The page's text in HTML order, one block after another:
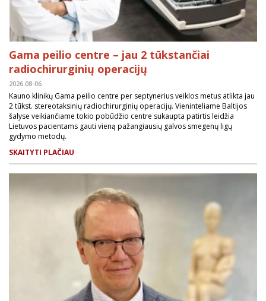
Gama peilio centre – jau 2 tūkstančiai
radiochirurginių operacijų
2026.08-06
Kauno klinikų Gama peilio centre per septynerius veiklos metus atlikta jau
2 tūkst. stereotaksinių radiochirurginių operacijų. Vieninteliame Baltijos
šalyse veikiančiame tokio pobūdžio centre sukaupta patirtis leidžia
Lietuvos pacientams gauti vieną pažangiausių galvos smegenų ligų
gydymo metodų.
SKAITYTI PLAČIAU